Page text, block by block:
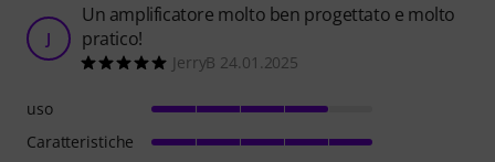
J
Un amplificatore molto ben progettato e molto
pratico!
JerryB 24.01.2025
uso
Caratteristiche